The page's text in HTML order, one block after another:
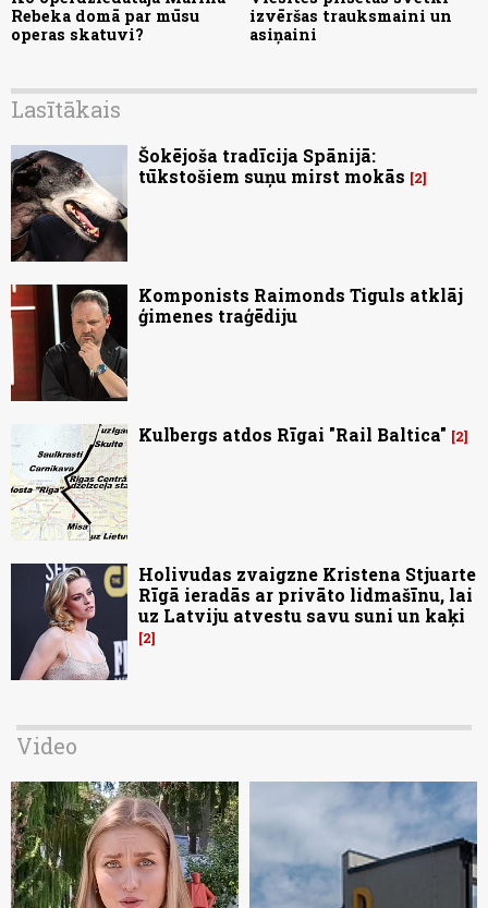
Rebeka domā par mūsu
operas skatuvi?
izvēršas trauksmaini un
asiņaini
Lasītākais
Šokējoša tradīcija Spānijā:
tūkstošiem suņu mirst mokās
2
Komponists Raimonds Tiguls atklāj
ģimenes traģēdiju
Kulbergs atdos Rīgai "Rail Baltica" 2
Holivudas zvaigzne Kristena Stjuarte
Rīgā ieradās ar privāto lidmašīnu, lai
uz Latviju atvestu savu suni un kaķi
2
Video